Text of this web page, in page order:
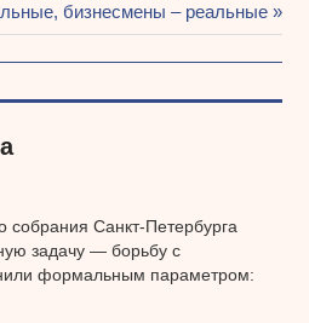
бизнесмены – реальные
собрания Санкт-Петербурга
задачу — борьбу с
формальным параметром: